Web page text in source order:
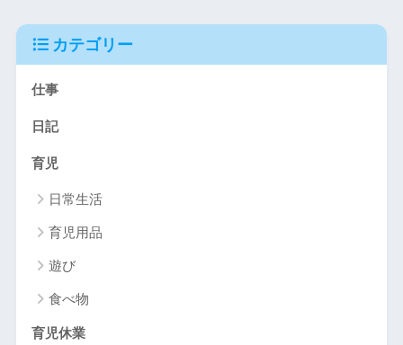
カテゴリー
仕事
日記
育児
日常生活
育児用品
遊び
食べ物
育児休業